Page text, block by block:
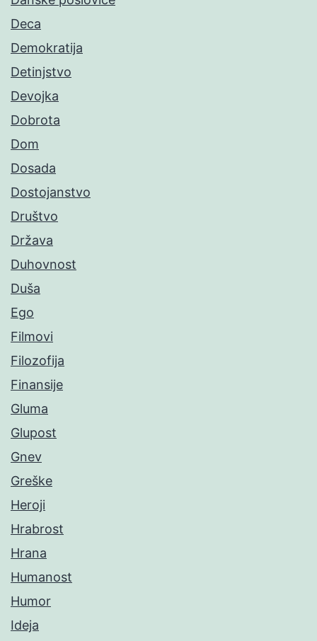
Deca
Demokratija
Detinjstvo
Devojka
Dobrota
Dom
Dosada
Dostojanstvo
Društvo
Država
Duhovnost
Duša
Ego
Filmovi
Filozofija
Finansije
Gluma
Glupost
Gnev
Greške
Heroji
Hrabrost
Hrana
Humanost
Humor
Ideja